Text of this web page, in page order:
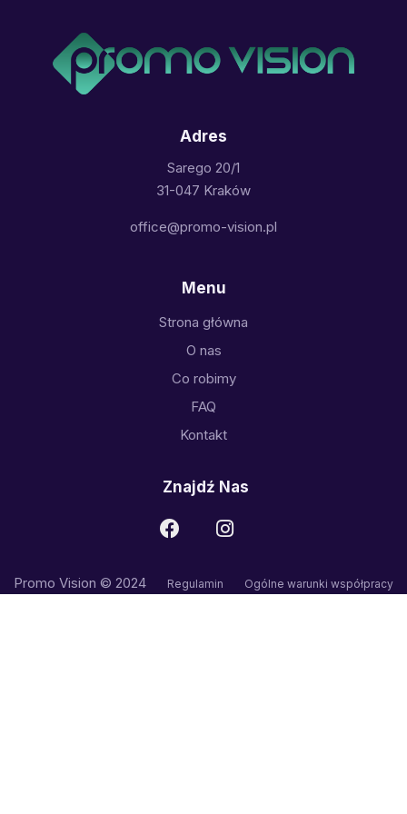
Adres
Sarego 20/1
31-047 Kraków
office@promo-vision.pl
Menu
Strona główna
O nas
Co robimy
FAQ
Kontakt
Znajdź Nas
Promo Vision © 2024 Regulamin Ogólne warunki współpracy